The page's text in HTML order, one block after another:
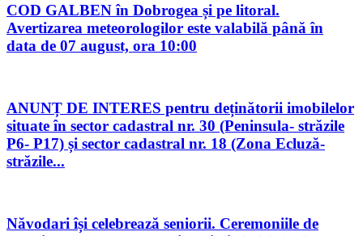
COD GALBEN în Dobrogea și pe litoral.
Avertizarea meteorologilor este valabilă până în
data de 07 august, ora 10:00
ANUNȚ DE INTERES pentru deținătorii imobilelor
situate în sector cadastral nr. 30 (Peninsula- străzile
P6- P17) și sector cadastral nr. 18 (Zona Ecluză-
străzile...
Năvodari își celebrează seniorii. Ceremoniile de